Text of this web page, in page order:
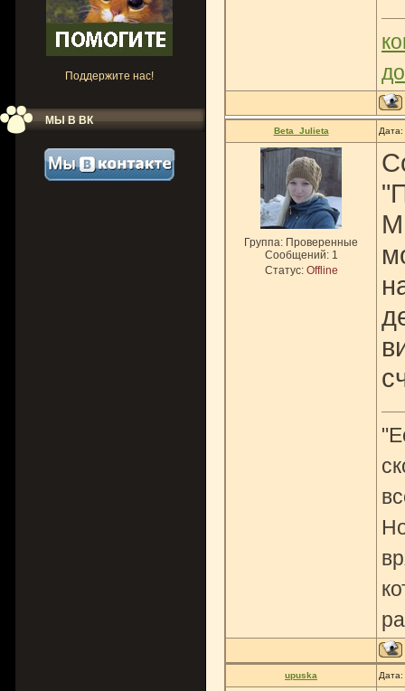
Поддержите нас!
МЫ В ВК
Beta_Julieta
Группа: Проверенные
Сообщений: 1
Статус: Offline
upuska